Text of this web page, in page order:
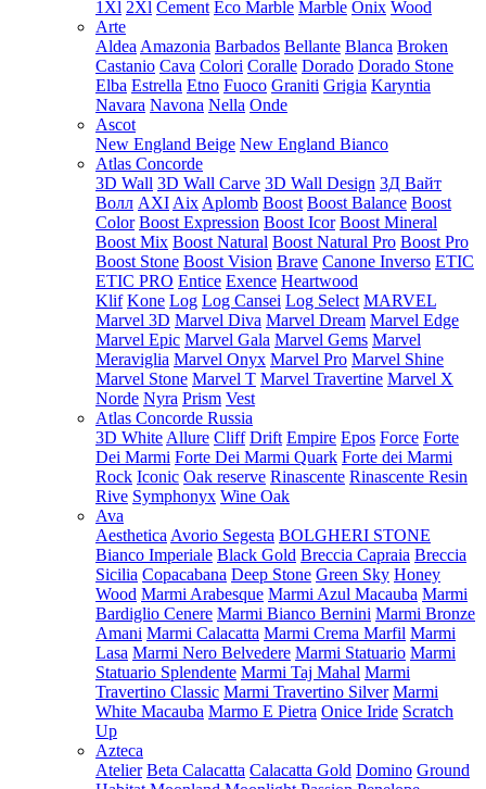
1Xl 2Xl Cement Eco Marble Marble Onix Wood
Arte
Aldea Amazonia Barbados Bellante Blanca Broken
Castanio Cava Colori Coralle Dorado Dorado Stone
Elba Estrella Etno Fuoco Graniti Grigia Karyntia
Navara Navona Nella Onde
Ascot
New England Beige New England Bianco
Atlas Concorde
3D Wall 3D Wall Carve 3D Wall Design 3Д Вайт
Волл AXI Aix Aplomb Boost Boost Balance Boost
Color Boost Expression Boost Icor Boost Mineral
Boost Mix Boost Natural Boost Natural Pro Boost Pro
Boost Stone Boost Vision Brave Canone Inverso ETIC
ETIC PRO Entice Exence Heartwood
Klif Kone Log Log Cansei Log Select MARVEL
Marvel 3D Marvel Diva Marvel Dream Marvel Edge
Marvel Epic Marvel Gala Marvel Gems Marvel
Meraviglia Marvel Onyx Marvel Pro Marvel Shine
Marvel Stone Marvel T Marvel Travertine Marvel X
Norde Nyra Prism Vest
Atlas Concorde Russia
3D White Allure Cliff Drift Empire Epos Force Forte
Dei Marmi Forte Dei Marmi Quark Forte dei Marmi
Rock Iconic Oak reserve Rinascente Rinascente Resin
Rive Symphonyx Wine Oak
Ava
Aesthetica Avorio Segesta BOLGHERI STONE
Bianco Imperiale Black Gold Breccia Capraia Breccia
Sicilia Copacabana Deep Stone Green Sky Honey
Wood Marmi Arabesque Marmi Azul Macauba Marmi
Bardiglio Cenere Marmi Bianco Bernini Marmi Bronze
Amani Marmi Calacatta Marmi Crema Marfil Marmi
Lasa Marmi Nero Belvedere Marmi Statuario Marmi
Statuario Splendente Marmi Taj Mahal Marmi
Travertino Classic Marmi Travertino Silver Marmi
White Macauba Marmo E Pietra Onice Iride Scratch
Up
Azteca
Atelier Beta Calacatta Calacatta Gold Domino Ground